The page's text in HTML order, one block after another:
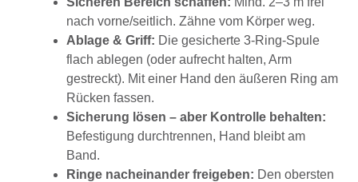
nach vorne/seitlich. Zähne vom Körper weg.
Ablage & Griff: Die gesicherte 3-Ring-Spule
flach ablegen (oder aufrecht halten, Arm
gestreckt). Mit einer Hand den äußeren Ring am
Rücken fassen.
Sicherung lösen – aber Kontrolle behalten:
Befestigung durchtrennen, Hand bleibt am
Band.
Ringe nacheinander freigeben: Den obersten